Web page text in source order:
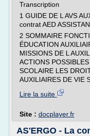
Transcription
1 GUIDE DE L AVS
contrat AED
2 SOMMAIRE
ÉDUCATION
MISSIONS DE L
ACTIONS
SCOLAIRE LES
AUXILIAIRES DE VIE
Lire la suite
Site : docplayer.fr
AS'ERGO - La